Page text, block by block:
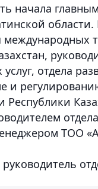
начала
международных
отдела
и
Республики
ТОО